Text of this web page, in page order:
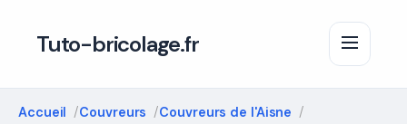
Tuto-bricolage.fr
Accueil Couvreurs
Couvreurs de l'Aisne